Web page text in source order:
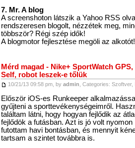
7. Mr. A blog
A screenshoton látszik a Yahoo RSS
rendszeresen blogolt, nézzétek meg,
többször? Régi szép idők!
A blogmotor fejlesztése megöli az alkotót!
Mérd magad - Nike+ SportWatch
Self, robot leszek-e tőlük
10/21/13 09:58 pm, by admin , Categories: Szoftver,
Először iOS-es Runkeeper
gyűjteni a sporttevékenységeimről.
találtam látni, hogy hogyan fejlődik az
fejlődök a futásban. Azt is jó volt
futottam havi bontásban, és mennyit
tartsam a szintet továbbra is.